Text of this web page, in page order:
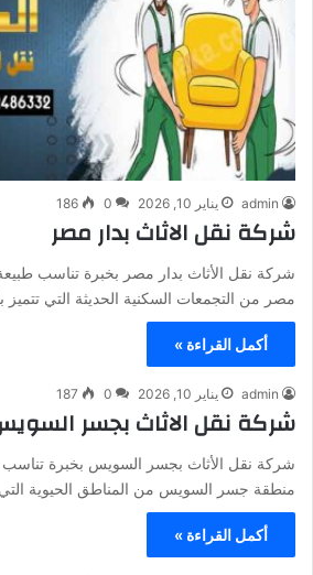
admin يناير 10, 2026 0
186
شركة نقل الاثاث بدار مصر
شركة نقل الأثاث بدار مصر بخبرة تناسب طبيعة
مصر من التجمعات السكنية الحديثة التي تتميز
أكمل القراءة »
admin يناير 10, 2026 0
187
شركة نقل الاثاث بجسر
شركة نقل الأثاث بجسر السويس بخبرة تناسب
منطقة جسر السويس من المناطق الحيوية
أكمل القراءة »